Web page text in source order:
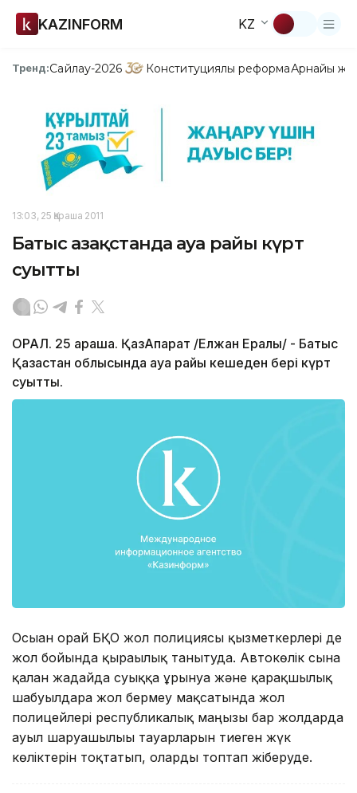
KAZINFORM KZ
Тренд:Сайлау-2026 Конституциялық реформаАрнайы
13:03, 25 Қараша 2011
Батыс Қазақстанда ауа райы күрт
суытты
ОРАЛ. 25 қараша. ҚазАқпарат /Елжан Ералы/ - Батыс
Қазақстан облысында ауа райы кешеден бері күрт
суытты.
Осыған орай БҚО жол полициясы қызметкерлері де
жол бойында қырағылық танытуда. Автокөлік сына
қалған жағдайда суыққа ұрынуға және қарақшылық
шабуылдарға жол бермеу мақсатында жол
полицейлері республикалық маңызы бар жолдарда
ауыл шаруашылығы тауарларын тиеген жүк
көліктерін тоқтатып, оларды топтап жіберуде.